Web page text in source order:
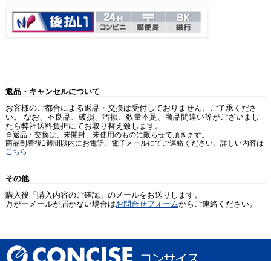
返品・キャンセルについて
お客様のご都合による返品・交換は受付しておりません。ご了承くださ
い。 なお、不良品、破損、汚損、数量不足、商品間違い等がございまし
たら弊社送料負担にてお取り替え致します。
※返品・交換は、未開封、未使用のものに限らせて頂きます。
商品到着後1週間以内にお電話、電子メールにてご連絡ください。詳しい内容は
こちら
その他
購入後「購入内容のご確認」のメールをお送りします。
万が一メールが届かない場合はお問合せフォームからご連絡ください。